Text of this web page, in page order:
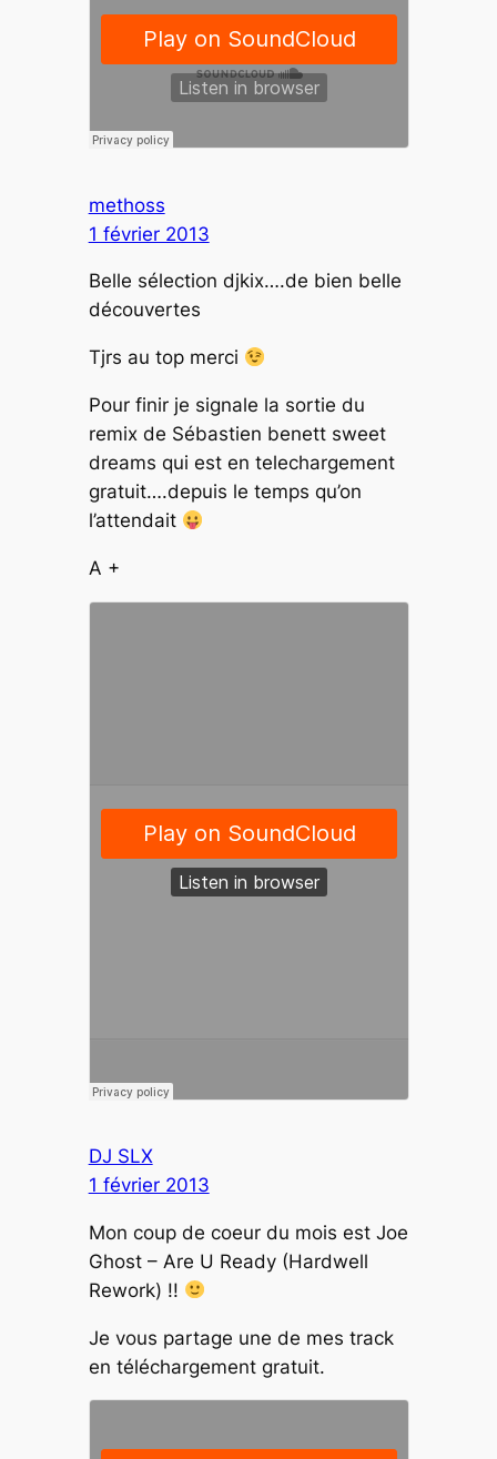
methoss
1 février 2013
Belle sélection djkix….de bien belle
découvertes
Tjrs au top merci
Pour finir je signale la sortie du
remix de Sébastien benett sweet
dreams qui est en telechargement
gratuit….depuis le temps qu’on
l’attendait
A +
DJ SLX
1 février 2013
Mon coup de coeur du mois est Joe
Ghost – Are U Ready (Hardwell
Rework) !!
Je vous partage une de mes track
en téléchargement gratuit.